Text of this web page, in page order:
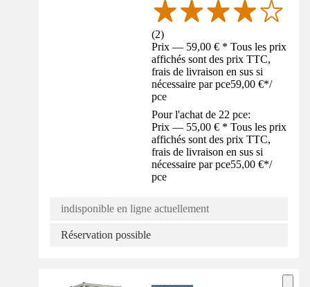
(2)
Prix — 59,00 € * Tous les prix
affichés sont des prix TTC,
frais de livraison en sus si
nécessaire par pce59,00 €*/
pce
Pour l'achat de 22 pce:
Prix — 55,00 € * Tous les prix
affichés sont des prix TTC,
frais de livraison en sus si
nécessaire par pce55,00 €*/
pce
indisponible en ligne actuellement
Réservation possible